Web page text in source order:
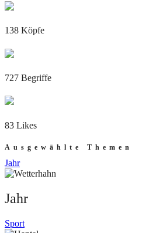
138 Köpfe
727 Begriffe
83 Likes
Ausgewählte Themen
Jahr
Jahr
Sport